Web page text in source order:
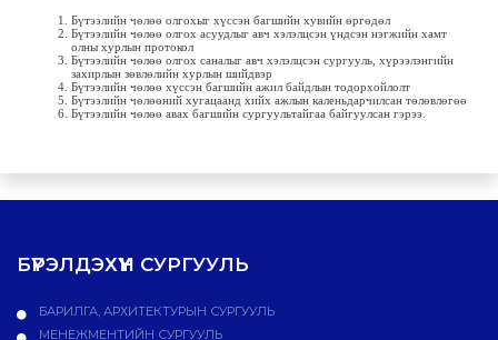
Бүтээлийн чөлөө олгохыг хүссэн багшийн хувийн өргөдөл
Бүтээлийн чөлөө олгох асуудлыг авч хэлэлцсэн үндсэн нэгжийн хамт
олны хурлын протокол
Бүтээлийн чөлөө олгох саналыг авч хэлэлцсэн сургууль, хүрээлэнгийн
захирлын зөвлөлийн хурлын шийдвэр
Бүтээлийн чөлөө хүссэн багшийн ажил байдлын тодорхойлолт
Бүтээлийн чөлөөний хугацаанд хийх ажлын каленьдарчилсан төлөвлөгөө
Бүтээлийн чөлөө авах багшийн сургуультайгаа байгуулсан гэрээ.
БҮРЭЛДЭХҮҮН СУРГУУЛЬ
БАРИЛГА, АРХИТЕКТУРЫН СУРГУУЛЬ
МЕНЕЖМЕНТИЙН СУРГУУЛЬ